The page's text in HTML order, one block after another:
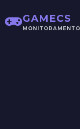
GAMECS